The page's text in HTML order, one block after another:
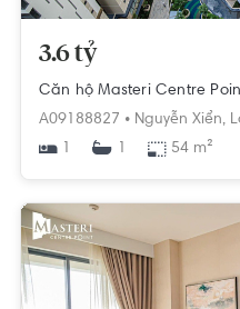
3.6 tỷ
Căn hộ Masteri Centre
A09188827 • Nguyễn Xiển,
1 54 m²